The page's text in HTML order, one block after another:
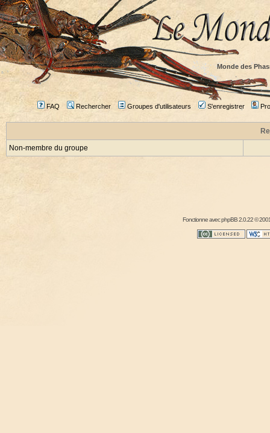
Monde des
FAQ Rechercher Groupes d'utilisateurs S'enregistrer
Non-membre du groupe
Fonctionne avecphpBB2.0.22 ©